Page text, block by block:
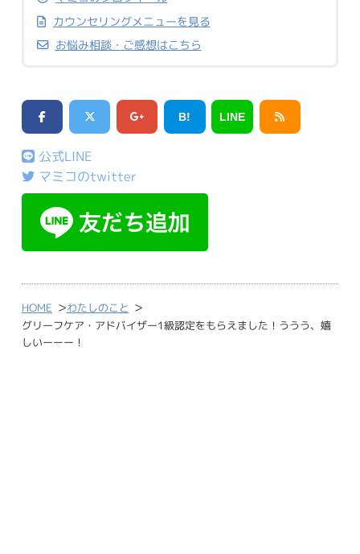
カウンセリングメニューを見る
お悩み相談・ご感想はこちら
B! LINE
公式LINE
マミコのtwitter
HOME >わたしのこと >
グリーフケア・アドバイザー1級認定をもらえました！ううう、嬉
しいーーー！